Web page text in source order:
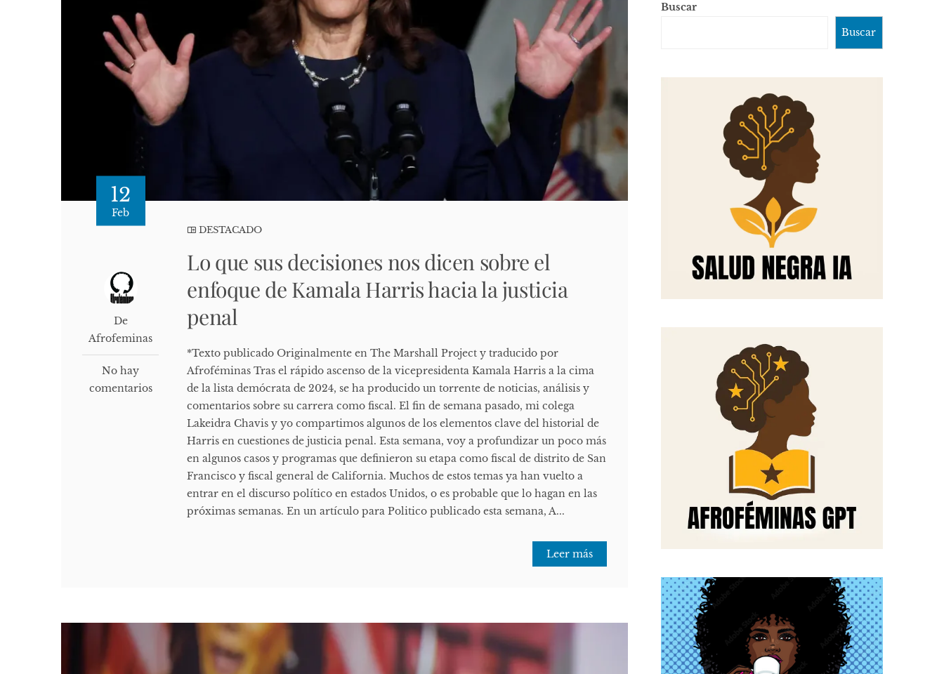
12
Feb
De
Afrofeminas
No hay
comentarios
DESTACADO
Lo que sus decisiones nos dicen sobre el
enfoque de Kamala Harris hacia la justicia
penal
*Texto publicado Originalmente en The Marshall Project y traducido por
Afroféminas Tras el rápido ascenso de la vicepresidenta Kamala Harris a la cima
de la lista demócrata de 2024, se ha producido un torrente de noticias, análisis y
comentarios sobre su carrera como fiscal. El fin de semana pasado, mi colega
Lakeidra Chavis y yo compartimos algunos de los elementos clave del historial de
Harris en cuestiones de justicia penal. Esta semana, voy a profundizar un poco más
en algunos casos y programas que definieron su etapa como fiscal de distrito de San
Francisco y fiscal general de California. Muchos de estos temas ya han vuelto a
entrar en el discurso político en estados Unidos, o es probable que lo hagan en las
próximas semanas. En un artículo para Politico publicado esta semana, A...
Leer más
Buscar
Buscar